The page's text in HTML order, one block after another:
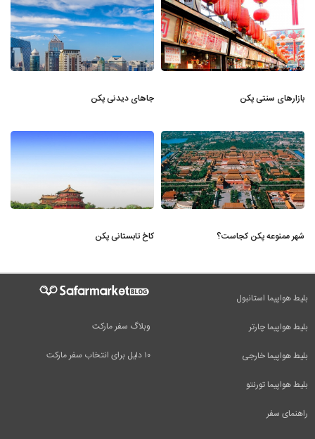
بازارهای سنتی پکن جاهای دیدنی پکن
شهر ممنوعه پکن کجاست؟ کاخ تابستانی پکن
وبلاگ سفر مارکت
۱۰ دلیل برای انتخاب سفر مارکت
بلیط هواپیما استانبول
بلیط هواپیما چارتر
بلیط هواپیما خارجی
بلیط هواپیما تورنتو
راهنمای سفر